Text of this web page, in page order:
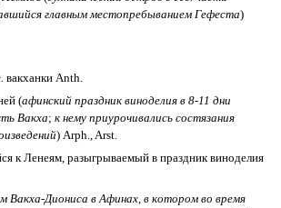
главным местопребыванием Гефеста)
вакханки Anth.
(афинский праздник виноделия в 8-11 дни
Вакха; к нему приурочивались состязания
) Arph., Arst.
к Ленеям, разыгрываемый в праздник виноделия
Вакха-Диониса в Афинах, в котором во время